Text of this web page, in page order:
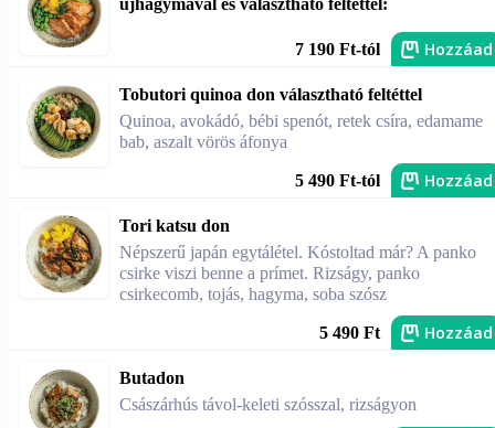
újhagymával és választható feltéttel:
7 190 Ft-tól Hozzáad
Tobutori quinoa don választható feltéttel
Quinoa, avokádó, bébi spenót, retek csíra, edamame
bab, aszalt vörös áfonya
5 490 Ft-tól Hozzáad
Tori katsu don
Népszerű japán egytálétel. Kóstoltad már? A panko
csirke viszi benne a prímet. Rizságy, panko
csirkecomb, tojás, hagyma, soba szósz
5 490 Ft Hozzáad
Butadon
Császárhús távol-keleti szósszal, rizságyon